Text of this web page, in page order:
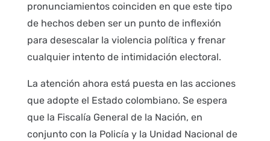
pronunciamientos coinciden en que este tipo
de hechos deben ser un punto de inflexión
para desescalar la violencia política y frenar
cualquier intento de intimidación electoral.
La atención ahora está puesta en las acciones
que adopte el Estado colombiano. Se espera
que la Fiscalía General de la Nación, en
conjunto con la Policía y la Unidad Nacional de